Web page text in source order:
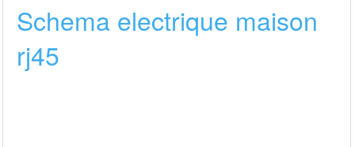
Schema electrique maison
rj45